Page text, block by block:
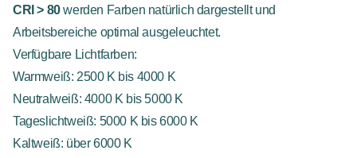
CRI > 80werden Farben natürlich dargestellt und
Arbeitsbereiche optimal ausgeleuchtet.
Verfügbare Lichtfarben:
Warmweiß: 2500 K bis 4000 K
Neutralweiß: 4000 K bis 5000 K
Tageslichtweiß: 5000 K bis 6000 K
Kaltweiß: über 6000 K